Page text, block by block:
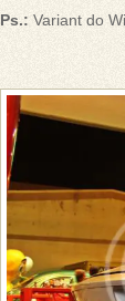
Ps.: Variant do